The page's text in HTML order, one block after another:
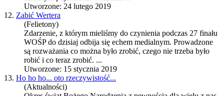
Utworzone: 24 lutego 2019
12. Zabić Wertera
(Felietony)
Zdarzenie, z którym mieliśmy do czynienia podczas 27 finału
WOŚP do dzisiaj odbija się echem medialnym. Prowadzone
są rozważania co można było zrobić, czego nie trzeba było
robić i co teraz zrobić. ...
Utworzone: 15 stycznia 2019
13. Ho ho ho... oto rzeczywistość...
(Aktualności)